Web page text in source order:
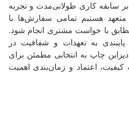
سابقه کاری طولانی‌مدت و تجربه
هستیم تمامی سفارش‌ها با
مطابق با خواست مشتری انجام شود.
به تعهدات و شفافیت در
چاپ به انتخابی مطمئن برای
اعتماد و زمان‌بندی اهمیت